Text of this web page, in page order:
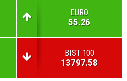
EURO
55.26
BIST 100
13797.58